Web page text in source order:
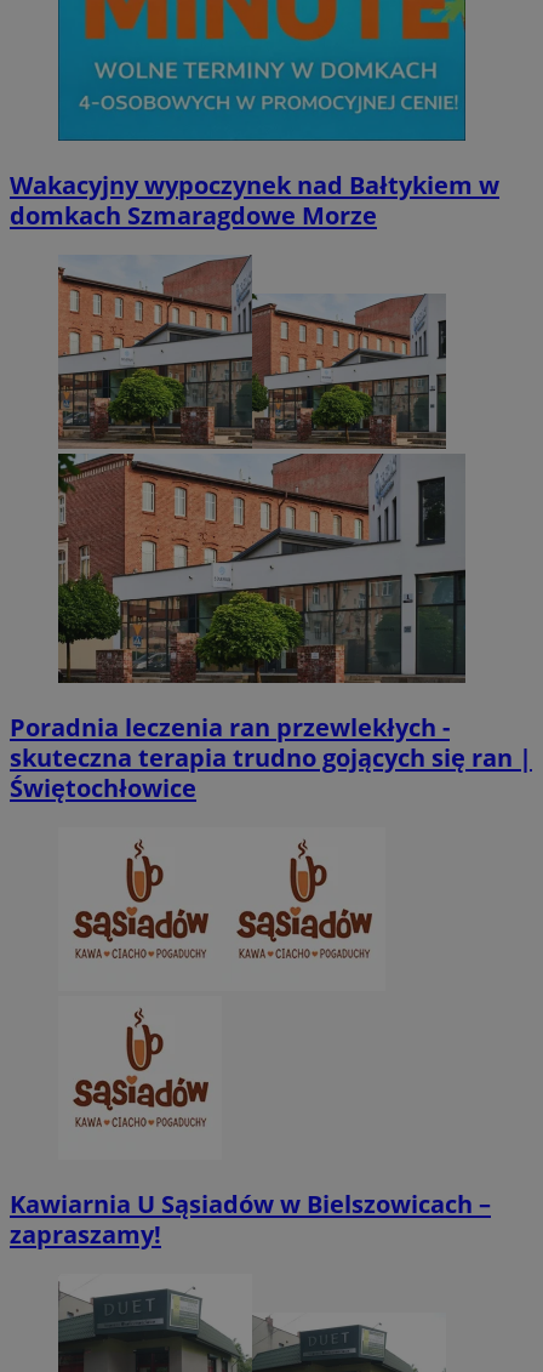
Wakacyjny wypoczynek nad Bałtykiem w
domkach Szmaragdowe Morze
Poradnia leczenia ran przewlekłych -
skuteczna terapia trudno gojących się ran |
Świętochłowice
Kawiarnia U Sąsiadów w Bielszowicach –
zapraszamy!